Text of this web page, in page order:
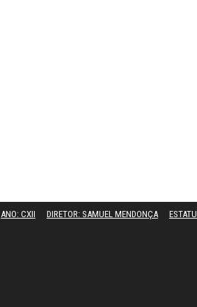
ANO: CXII DIRETOR: SAMUEL MENDONÇA